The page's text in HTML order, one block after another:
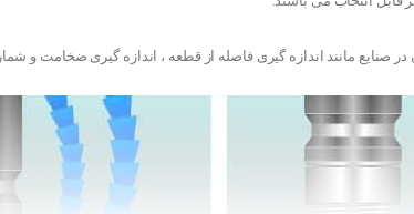
در صنایع مانند اندازه گیری فاصله از قطعه ، اندازه گیری ضخامت و